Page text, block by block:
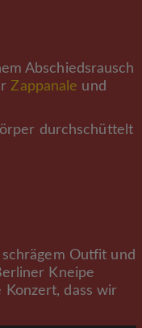
Abschiedsrausch
Zappanale und
durchschüttelt
Outfit und
Kneipe
Konzert, dass wir